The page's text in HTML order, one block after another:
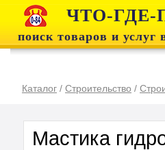
ЧТО-
поиск товаров и услуг
Каталог / Строительство /
Мастика